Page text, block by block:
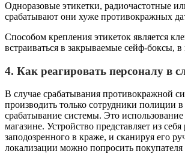
Одноразовые этикетки, радиочастотные
срабатывают они хуже противокражных
Способом крепления этикеток является
встраиваться в закрываемые сейф-боксы,
4. Как реагировать персоналу в
В случае срабатывания противокражной
производить только сотрудники полиции
срабатывание системы. Это использование
магазине. Устройство представляет из
заподозренного в краже, и сканируя его
локализации можно попросить